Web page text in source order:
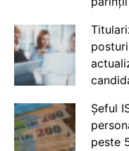
Șeful
peste